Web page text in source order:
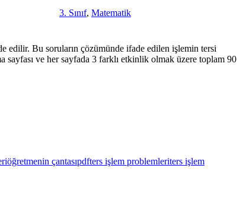
3. Sınıf, Matematik
edilir. Bu soruların çözümünde ifade edilen işlemin tersi
sayfası ve her sayfada 3 farklı etkinlik olmak üzere toplam 90
öğretmenin çantasıpdfters işlem problemleriters işlem